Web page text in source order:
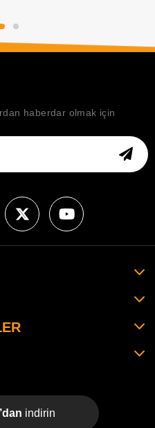
haberdar olmak için
indirin